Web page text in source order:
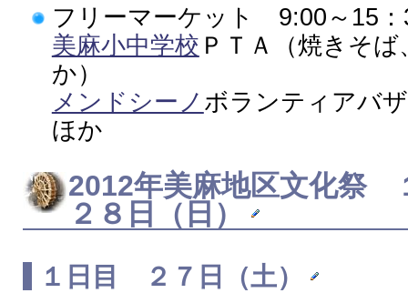
フリーマーケット 9:00～15：
美麻小中学校 ＰＴＡ（焼きそ
か）
メンドシーノ ボランティアバ
ほか
2012年美麻地区文化祭１
２８日（日）
１日目 ２７日（土）